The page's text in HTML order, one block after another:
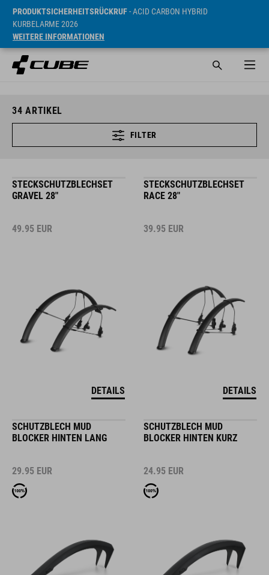
PRODUKTSICHERHEITSRÜCKRUF- ACID CARBON HYBRID
KURBELARME 2026
WEITERE INFORMATIONEN
34 ARTIKEL
FILTER
STECKSCHUTZBLECHSET
GRAVEL 28"
49.95 EUR
DETAILS
STECKSCHUTZBLECHSET
RACE 28"
39.95 EUR
DETAILS
SCHUTZBLECH MUD
BLOCKER HINTEN LANG
29.95 EUR
SCHUTZBLECH MUD
BLOCKER HINTEN KURZ
24.95 EUR